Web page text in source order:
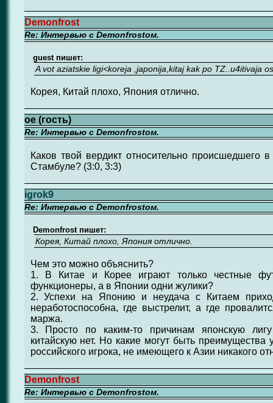
Demonfrost
Re: Интервью с Demonfrostом.
guest пишет:
A vot aziatskie ligi<koreja ,japonija,kitaj kak po TZ..u4itivaja
Корея, Китай плохо, Япония отлично.
ое (гость)
Re: Интервью с Demonfrostом.
Каков твой вердикт относительно происшедшего
Стамбуле? (3:0, 3:3)
igrok9
Re: Интервью с Demonfrostом.
Demonfrost пишет:
Корея, Китай плохо, Япония отлично.
Чем это можно объяснить?
1. В Китае и Корее играют только честные
функционеры, а в Японии одни жулики?
2. Успехи на Японию и неудача с Китаем
неработоспособна, где выстрелит, а где
маржа.
3. Просто по каким-то причинам японскую лигу
китайскую нет. Но какие могут быть преимущества
российского игрока, не имеющего к Азии никакого
Demonfrost
Re: Интервью с Demonfrostом.